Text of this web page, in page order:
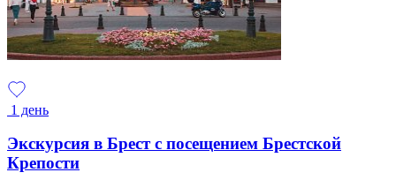
1 день
Экскурсия в Брест с посещением Брестской
Крепости